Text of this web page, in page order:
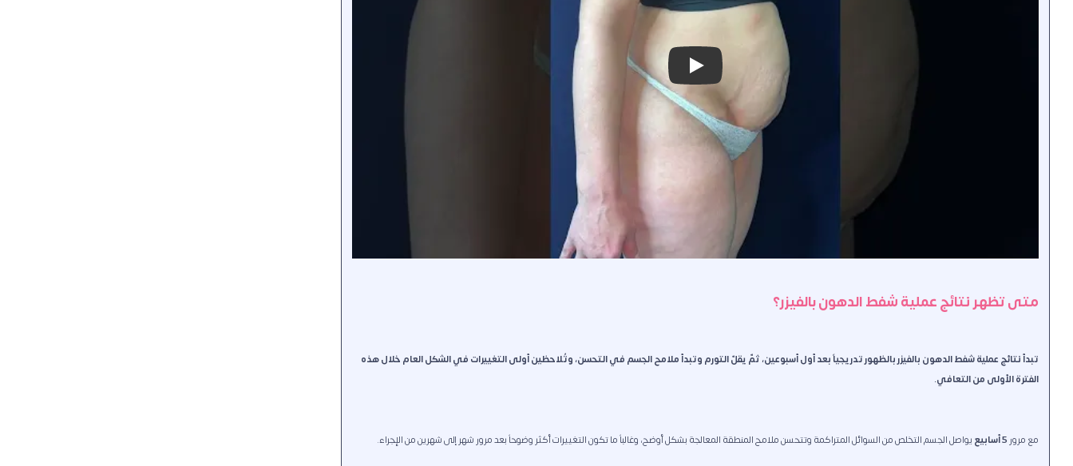
Play
متى تظهر نتائج عملية شفط الدهون بالفيزر؟
تبدأ نتائج عملية شفط الدهون بالفيزر بالظهور تدريجياً بعد أول أسبوعين، ثمّ يقلّ التورم وتبدأ ملامح الجسم في التحسن، وتُلاحظين أولى التغييرات في الشكل العام خلال هذه
الفترة الأولى من التعافي.
مع مرور يواصل الجسم التخلص من السوائل المتراكمة وتتحسن ملامح المنطقة المعالجة بشكل أوضح، وغالباً ما تكون التغييرات أكثر وضوحاً بعد مرور شهر إلى شهرين من الإجراء.